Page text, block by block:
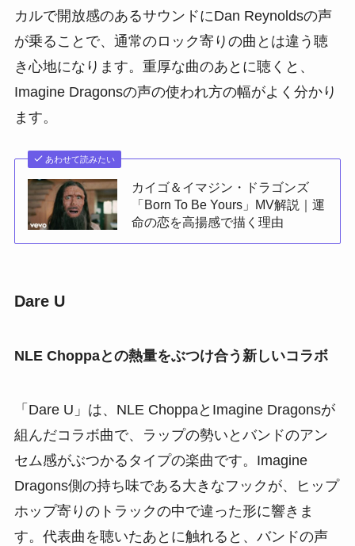
カルで開放感のあるサウンドにDan Reynoldsの声
が乗ることで、通常のロック寄りの曲とは違う聴
き心地になります。重厚な曲のあとに聴くと、
Imagine Dragonsの声の使われ方の幅がよく分かり
ます。
あわせて読みたい
カイゴ＆イマジン・ドラゴンズ
「Born To Be Yours」MV解説｜運
命の恋を高揚感で描く理由
Dare U
NLE Choppaとの熱量をぶつけ合う新しいコラボ
「Dare U」は、NLE ChoppaとImagine Dragonsが
組んだコラボ曲で、ラップの勢いとバンドのアン
セム感がぶつかるタイプの楽曲です。Imagine
Dragons側の持ち味である大きなフックが、ヒップ
ホップ寄りのトラックの中で違った形に響きま
す。代表曲を聴いたあとに触れると、バンドの声